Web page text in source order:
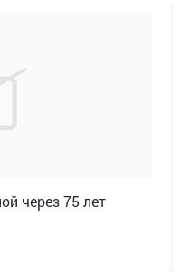
через 75 лет